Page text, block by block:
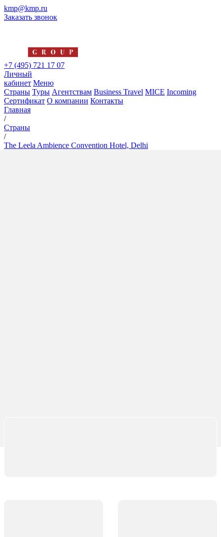
kmp@kmp.ru
Заказать звонок
+7 (495) 721 17 07
Личный
кабинет Меню
Страны Туры Агентствам Business Travel MICE Incoming
Сертификат О компании Контакты
Главная
/
Страны
/
The Leela Ambience Convention Hotel, Delhi